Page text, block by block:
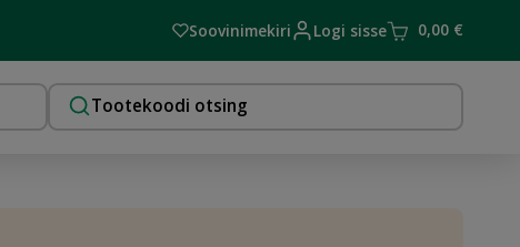
Soovinimekiri Logi sisse 0,00 €